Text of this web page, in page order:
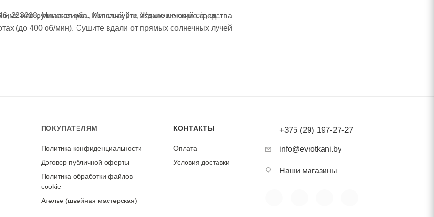
или ручная стирка. Используйте мягкие моющие средства
(до 400 об/мин). Сушите вдали от прямых солнечных лучей
223028, Минская обл., Минский р-н, Ждановичский с/с, аг.
ПОКУПАТЕЛЯМ
Политика конфиденциальности
Договор публичной оферты
Политика обработки файлов
cookie
Ателье (швейная мастерская)
КОНТАКТЫ
Оплата
Условия доставки
+375 (29) 197-27-27
info@evrotkani.by
Наши магазины